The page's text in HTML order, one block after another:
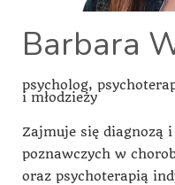
Barbara
psycholog,
i młodzieży
Zajmuje się diagnozą
poznawczych w
oraz psychoterapią